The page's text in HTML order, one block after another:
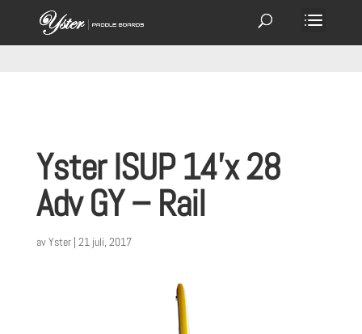
Yster ISUP 14’x 28
Adv GY – Rail
avYster| 21 juli, 2017